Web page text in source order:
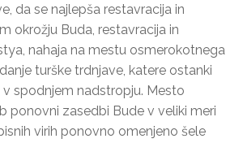
da se najlepša restavracija in
okrožju Buda, restavracija in
nahaja na mestu osmerokotnega
turške trdnjave, katere ostanki
spodnjem nadstropju. Mesto
ponovni zasedbi Bude v veliki meri
virih ponovno omenjeno šele